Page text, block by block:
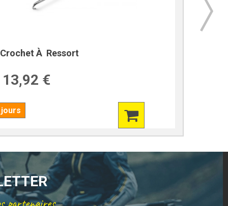
Crochet À Ressort
13,92 €
jours
partenaires